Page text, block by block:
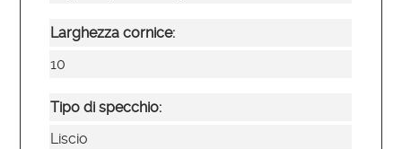
Larghezza cornice:
10
Tipo di specchio:
Liscio